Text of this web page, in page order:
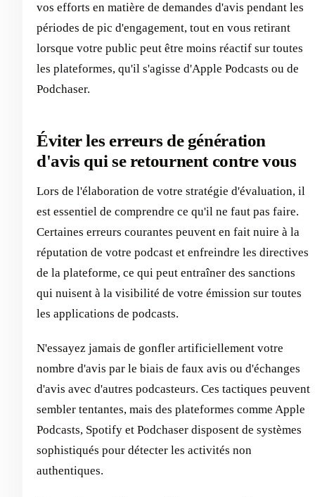
vos efforts en matière de demandes d'avis pendant les
périodes de pic d'engagement, tout en vous retirant
lorsque votre public peut être moins réactif sur toutes
les plateformes, qu'il s'agisse d'Apple Podcasts ou de
Podchaser.
Éviter les erreurs de génération
d'avis qui se retournent contre vous
Lors de l'élaboration de votre stratégie d'évaluation, il
est essentiel de comprendre ce qu'il ne faut pas faire.
Certaines erreurs courantes peuvent en fait nuire à la
réputation de votre podcast et enfreindre les directives
de la plateforme, ce qui peut entraîner des sanctions
qui nuisent à la visibilité de votre émission sur toutes
les applications de podcasts.
N'essayez jamais de gonfler artificiellement votre
nombre d'avis par le biais de faux avis ou d'échanges
d'avis avec d'autres podcasteurs. Ces tactiques peuvent
sembler tentantes, mais des plateformes comme Apple
Podcasts, Spotify et Podchaser disposent de systèmes
sophistiqués pour détecter les activités non
authentiques.